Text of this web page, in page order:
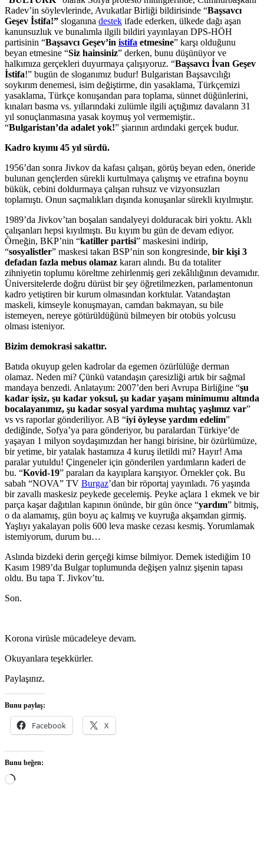
Radev’in söylevlerinde, Avukatlar Birliği bildirisinde “Başsavcı
Geşev İstifa!” sloganına destek ifade ederken, ülkede dağı aşan
kanunsuzluk ve bunalımla ilgili bildiri yayınlayan DPS-HÖH
partisinin “Başsavcı Geşev’in istifa etmesine” karşı olduğunu
beyan etmesine “Siz hainsiniz” derken, bunu düşünüyor ve
halkımıza gerçekleri duyurmaya çalışıyoruz. “Başsavcı İvan Geşev
İstifa!” bugün de sloganımız budur! Bulgaristan Başsavcılığı
soykırım denemesi, isim değiştirme, din yasaklama, Türkçemizi
yasaklama, Türkçe konuşandan para toplama, sünnet düğünlerini,
kınaları basma vs. yıllarındaki zulümle ilgili açtığımız davaların 31
yıl sonuçlanmasına yasak koymuş yol vermemiştir..
“Bulgaristan’da adalet yok!” şiarının ardındaki gerçek budur.
Kadro kıyımı 45 yıl sürdü.
1956’dan sonra Jivkov da kafası çalışan, görüş beyan eden, öneride
bulunan gençlerden sürekli kurtulmaya çalışmış ve etrafına boynu
bükük, cebini doldurmaya çalışan ruhsuz ve vizyonsuzları
toplamıştı. Onun saçmalıkları dışında konuşanlar sürekli kıyılmıştır.
1989’da Jivkov’tan boşalan sandalyeyi dolduracak biri yoktu. Aklı
çalışanları hepsi kıyılmıştı. Bu kıyım bu gün de devam ediyor.
Örneğin, BKP’nin “katiller partisi” maskesini indirip,
“sosyalistler” maskesi takan BSP’nin son kongresinde, bir kişi 3
defadan fazla mebus olamaz kararı alındı. Bu da totaliter
zihniyetin toplumu köreltme zehirlenmiş geri zekâlılığının devamıdır.
Üniversitelerde doğru dürüst bir şey öğretilmezken, parlamentonun
kadro yetiştiren bir kurum olmasından korktular. Vatandaştan
maskeli, kimseyle konuşmayan, camdan bakmayan, su bile
istemeyen, nereye götürüldüğünü bilmeyen bir otobüs yolcusu
olması isteniyor.
Bizim demokrasi sakattır.
Batıda okuyup gelen kadrolar da egemen özürlülüğe derman
olamaz. Neden mi? Çünkü vatandaşın çaresizliği artık bir sağmal
mandaya benzedi. Anlatayım: 2007’den beri Avrupa Birliğine “şu
kadar işsiz, şu kadar yoksul, şu kadar yaşam minimumu altında
bocalayanımız, şu kadar sosyal yardıma muhtaç yaşlımız var”
vs vs raporlar gönderiliyor. AB “iyi öyleyse yardım edelim”
dediğinde, Sofya’ya para gönderiyor, bu paralardan Türkiye’de
yaşayan 1 milyon soydaşımızdan her hangi birisine, bir özürlümüze,
bir yetime, bir yatalak hastamıza 4 kuruş iletildi mi? Hayır! Ama
paralar yutuldu! Çingeneler için gönderilen yardımların kaderi de
bu. “Kovid-19” paraları da kayıplara karışıyor. Örnekler çok. Bu
sabah “NOVA” TV Burgaz’dan bir röportaj yayınladı. 76 yaşında
bir zavallı maskesiz peykede gecelemiş. Peyke açlara 1 ekmek ve bir
parça kaşar dağıtılan kapının önünde, bir gün önce “yardım” bitmiş,
o da alamamış, gün boyu aç kalmış ve kuyruğa akşamdan girmiş.
Yaşlıyı yakalayan polis 600 leva maske cezası kesmiş. Yorumlamak
istemiyorum, durum bu…
Aslında bizdeki derin gerçeği kimse bilmiyor. Demek istediğim 10
Kasım 1989’da Bulgar toplumunda değişen yalnız şişenin tapası
oldu. Bu tapa T. Jivkov’tu.
Son.
Korona virüsle mücadeleye devam.
Okuyanlara teşekkürler.
Paylaşınız.
Bunu paylaş:
Facebook X
Bunu beğen:
Yükleniyor...